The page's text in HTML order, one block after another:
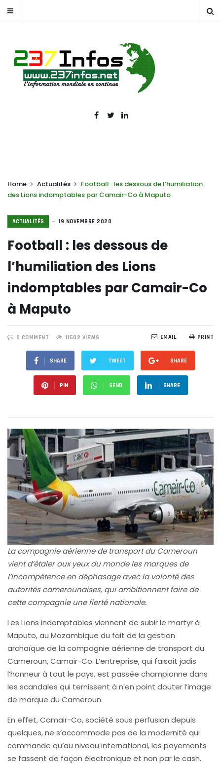
Home Actualités
Football : les dessous de l’humiliation
des Lions indomptables par Camair-Co à Maputo
ACTUALITÉS 19 NOVEMBRE 2020
Football : les dessous de
l’humiliation des Lions
indomptables par Camair-Co
à Maputo
0 COMMENT 11502 VIEWS PRINT
EMAIL
SHARE TWEET SHARE
PIN SEND SHARE
La compagnie aérienne de transport du Cameroun
vient d’étaler aux yeux du monde les marques de
l’incompétence en déphasage avec la volonté des
autorités camerounaises, qui ambitionnent faire de
cette compagnie une fierté nationale.
Les Lions indomptables viennent de subir le martyr à
Maputo, au Mozambique du fait de la gestion
archaïque de la compagnie aérienne de transport du
Cameroun, Camair-Co. L’entreprise, qui faisait jadis
l’honneur à tout le pays, est passée championne dans
les scandales qui ternissent à n’en point douter l’image
de marque du Cameroun.
En effet, Camair-Co, société sous perfusion depuis
quelques, ne s’accommode pas de la modernité qui
commande qu’au niveau international, les payements
se fassent de façon électronique et non par le cash.